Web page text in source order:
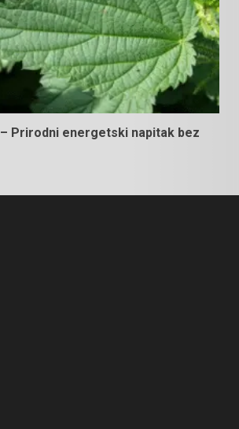
Prirodni energetski napitak bez